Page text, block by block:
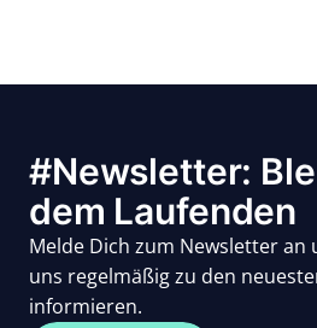
#Newsletter:
dem Laufenden
Melde Dich zum Newsletter an
uns regelmäßig zu den
informieren.